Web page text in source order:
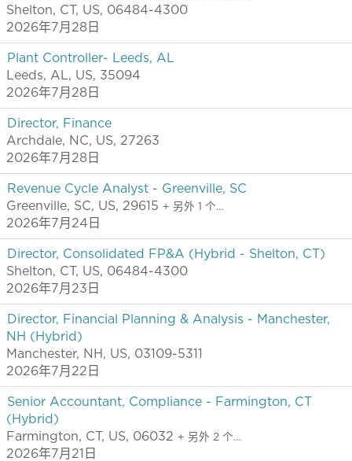
Shelton, CT, US, 06484-4300
2026年7月28日
Plant Controller- Leeds, AL
Leeds, AL, US, 35094
2026年7月28日
Director, Finance
Archdale, NC, US, 27263
2026年7月28日
Revenue Cycle Analyst - Greenville, SC
Greenville, SC, US, 29615 + 另外 1 个…
2026年7月24日
Director, Consolidated FP&A (Hybrid - Shelton, CT)
Shelton, CT, US, 06484-4300
2026年7月23日
Director, Financial Planning & Analysis - Manchester,
NH (Hybrid)
Manchester, NH, US, 03109-5311
2026年7月22日
Senior Accountant, Compliance - Farmington, CT
(Hybrid)
Farmington, CT, US, 06032 + 另外 2 个…
2026年7月21日